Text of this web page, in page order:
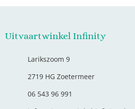
Uitvaartwinkel Infinity
Larikszoom 9
2719 HG Zoetermeer
06 543 96 991